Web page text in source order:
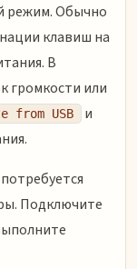
режим. Обычно
клавиш на
В
громкости или
from USB
и
Подключите